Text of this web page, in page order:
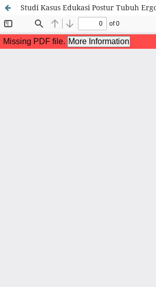
Studi Kasus Edukasi Postur Tubuh